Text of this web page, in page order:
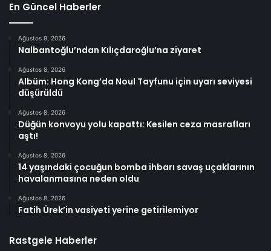
En Güncel Haberler
Ağustos 9, 2026
Nalbantoğlu’ndan Kılıçdaroğlu’na ziyaret
Ağustos 8, 2026
Albüm: Hong Kong’da Noul Tayfunu için uyarı seviyesi
düşürüldü
Ağustos 8, 2026
Düğün konvoyu yolu kapattı: Kesilen ceza masrafları
aştı!
Ağustos 8, 2026
14 yaşındaki çocuğun bomba ihbarı savaş uçaklarının
havalanmasına neden oldu
Ağustos 8, 2026
Fatih Ürek’in vasiyeti yerine getirilemiyor
Rastgele Haberler